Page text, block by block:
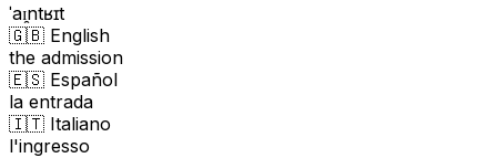
ˈaɪ̯ntʁɪt
🇬🇧 English
the admission
🇪🇸 Español
la entrada
🇮🇹 Italiano
l'ingresso